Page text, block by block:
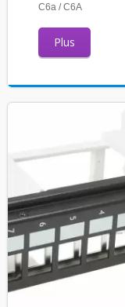
C6a / C6A
Plus